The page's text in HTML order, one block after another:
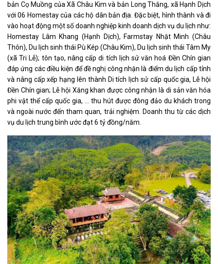
bản Cọ Muồng của Xã Châu Kim và bản Long Thắng, xã Hạnh Dịch
với 06 Homestay của các hộ dân bản địa. Đặc biệt, hình thành và đi
vào hoạt động một số doanh nghiệp kinh doanh dịch vụ du lịch như:
Homestay Lâm Khang (Hạnh Dịch), Farmstay Nhật Minh (Châu
Thôn), Du lịch sinh thái Pù Kép (Châu Kim), Du lịch sinh thái Tâm My
(xã Tri Lễ); tôn tạo, nâng cấp di tích lịch sử văn hoá Đền Chín gian
đáp ứng các điều kiện để đề nghị công nhận là điểm du lịch cấp tỉnh
và nâng cấp xếp hạng lên thành Di tích lịch sử cấp quốc gia, Lễ hội
Đền Chín gian; Lễ hội Xăng khan được công nhận là di sản văn hóa
phi vật thể cấp quốc gia, … thu hút được đông đảo du khách trong
và ngoài nước đến tham quan, trải nghiệm. Doanh thu từ các dịch
vụ du lịch trung bình ước đạt 6 tỷ đồng/năm.